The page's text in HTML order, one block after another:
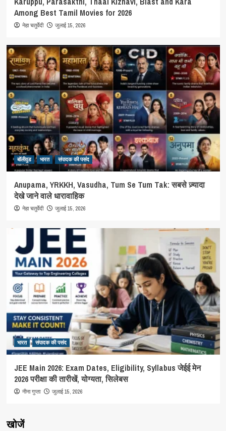
Among Best Tamil Movies for 2026
नेहा चतुर्वेदी जुलाई 15, 2026
बॉलीवुड भारत संपादक की पसंद
Anupama, YRKKH, Vasudha, Tum Se Tum Tak: सबसे ज़्यादा
देखे जाने वाले धारावाहिक
नेहा चतुर्वेदी जुलाई 15, 2026
भारत संपादक की पसंद
JEE Main 2026: Exam Dates, Eligibility, Syllabus जेईई मेन
2026 परीक्षा की तारीखें, योग्यता, सिलेबस
नीना गुप्ता जुलाई 15, 2026
खोजें